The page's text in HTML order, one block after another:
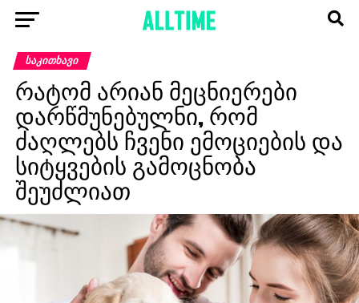
ᲡᲐᲙᲘᲗᲮᲐᲕᲘ
რატომ არიან მეცნიერები
დარწმუნებულნი, რომ
ძაღლებს ჩვენი ემოციების და
სიტყვების გამოცნობა
შეუძლიათ